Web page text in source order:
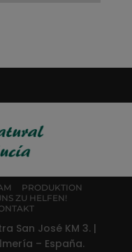
PRODUKTION
ZU HELFEN!
San José KM 3. |
– España.